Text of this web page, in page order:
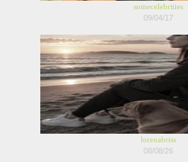
somecelebrities
09/04/17
lorenabriss
08/08/26